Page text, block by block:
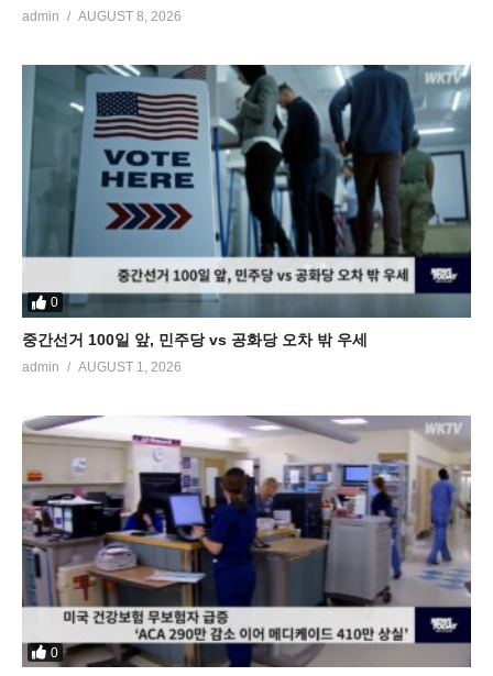
admin AUGUST 8, 2026
0
중간선거 100일 앞, 민주당 vs 공화당 오차 밖 우세
admin AUGUST 1, 2026
0